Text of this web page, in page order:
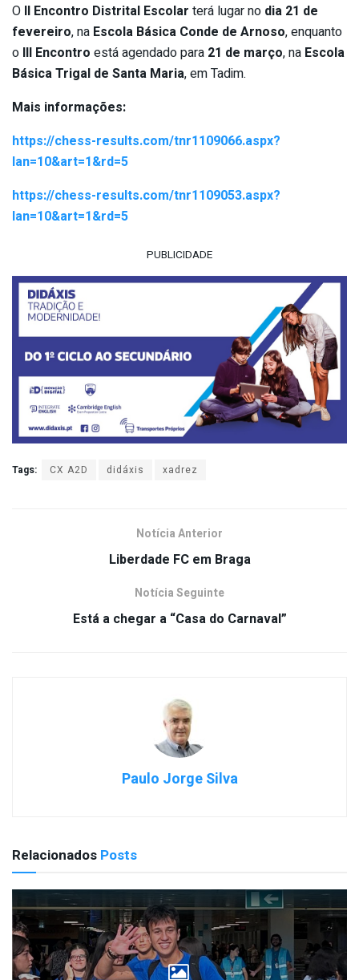
O II Encontro Distrital Escolar terá lugar no dia 21 de
fevereiro, na Escola Básica Conde de Arnoso, enquanto
o III Encontro está agendado para 21 de março, na Escola
Básica Trigal de Santa Maria, em Tadim.
Mais informações:
https://chess-results.com/tnr1109066.aspx?
lan=10&art=1&rd=5
https://chess-results.com/tnr1109053.aspx?
lan=10&art=1&rd=5
PUBLICIDADE
Tags: CX A2D didáxis xadrez
Notícia Anterior
Liberdade FC em Braga
Notícia Seguinte
Está a chegar a “Casa do Carnaval”
Paulo Jorge Silva
Relacionados Posts